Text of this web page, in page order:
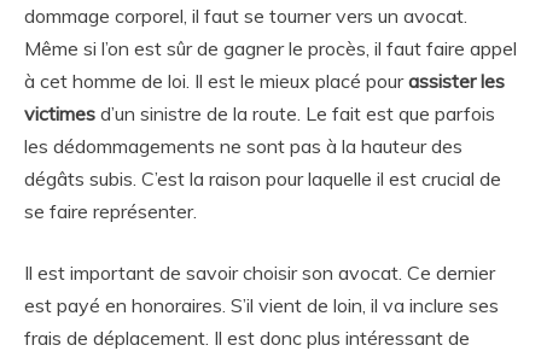
dommage corporel, il faut se tourner vers un avocat.
Même si l’on est sûr de gagner le procès, il faut faire appel
à cet homme de loi. Il est le mieux placé pourassister les
victimes d’un sinistre de la route. Le fait est que parfois
les dédommagements ne sont pas à la hauteur des
dégâts subis. C’est la raison pour laquelle il est crucial de
se faire représenter.
Il est important de savoir choisir son avocat. Ce dernier
est payé en honoraires. S’il vient de loin, il va inclure ses
frais de déplacement. Il est donc plus intéressant de